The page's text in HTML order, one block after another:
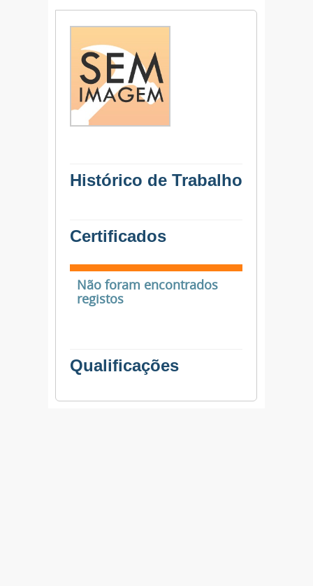
Histórico de Trabalho
Certificados
Não foram encontrados
registos
Qualificações